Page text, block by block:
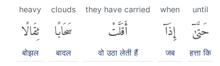
until
حَتَّىٰٓ
हत्ता कि
when
إِذَآ
जब
they have carried
أَقَلَّتْ
वो उठा लेती हैं
clouds
سَحَابًا
बादल
heavy
ثِقَالًا
बोझल